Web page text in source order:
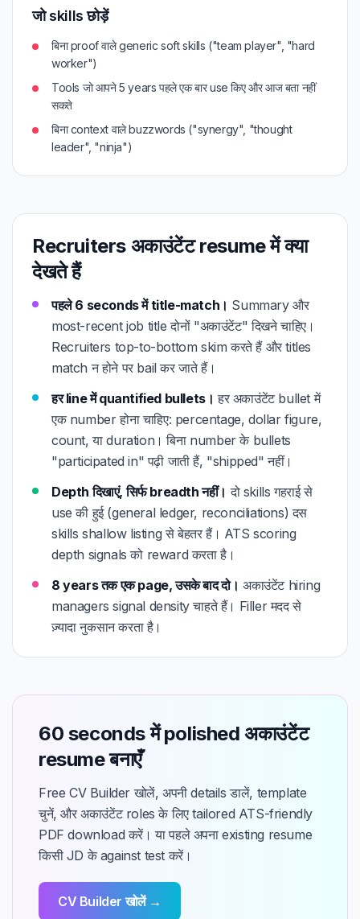
जो skills छोड़ें
बिना proof वाले generic soft skills ("team player", "hard
worker")
Tools जो आपने 5 years पहले एक बार use किए और आज बता नहीं
सकते
बिना context वाले buzzwords ("synergy", "thought
leader", "ninja")
Recruiters अकाउंटेंट resume में क्या
देखते हैं
पहले 6 seconds में title-match। Summary और
most-recent job title दोनों "अकाउंटेंट" दिखने चाहिए।
Recruiters top-to-bottom skim करते हैं और titles
match न होने पर bail कर जाते हैं।
हर line में quantified bullets। हर अकाउंटेंट bullet में
एक number होना चाहिए: percentage, dollar figure,
count, या duration। बिना number के bullets
"participated in" पढ़ी जाती हैं, "shipped" नहीं।
Depth दिखाएं, सिर्फ breadth नहीं। दो skills गहराई से
use की हुई (general ledger, reconciliations) दस
skills shallow listing से बेहतर हैं। ATS scoring
depth signals को reward करता है।
8 years तक एक page, उसके बाद दो। अकाउंटेंट hiring
managers signal density चाहते हैं। Filler मदद से
ज़्यादा नुकसान करता है।
60 seconds में polished अकाउंटेंट
resume बनाएँ
Free CV Builder खोलें, अपनी details डालें, template
चुनें, और अकाउंटेंट roles के लिए tailored ATS-friendly
PDF download करें। या पहले अपना existing resume
किसी JD के against test करें।
CV Builder खोलें →